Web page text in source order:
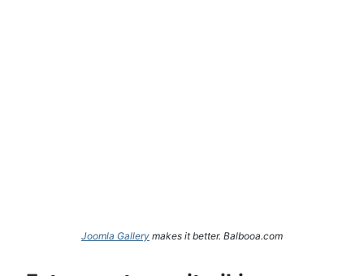
Joomla Gallery makes it better. Balbooa.com